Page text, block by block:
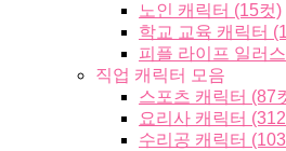
노인 캐릭터 (15컷)
학교 교육 캐릭터
피플 라이프 일러
직업 캐릭터 모음
스포츠 캐릭터 (87
요리사 캐릭터
수리공 캐릭터